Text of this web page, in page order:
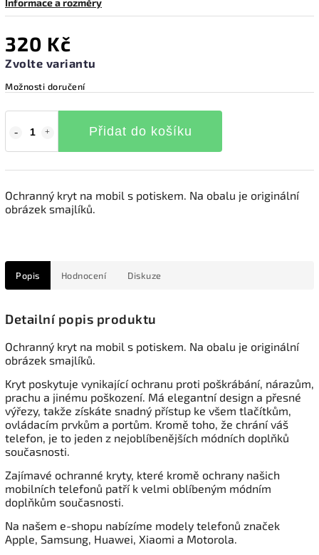
Informace a rozměry
320 Kč
Zvolte variantu
Možnosti doručení
Přidat do košíku
Ochranný kryt na mobil s potiskem. Na obalu je originální
obrázek smajlíků.
Popis Hodnocení Diskuze
Detailní popis produktu
Ochranný kryt na mobil s potiskem. Na obalu je originální
obrázek smajlíků.
Kryt poskytuje vynikající ochranu proti poškrábání, nárazům,
prachu a jinému poškození. Má elegantní design a přesné
výřezy, takže získáte snadný přístup ke všem tlačítkům,
ovládacím prvkům a portům. Kromě toho, že chrání váš
telefon, je to jeden z nejoblíbenějších módních doplňků
současnosti.
Zajímavé ochranné kryty, které kromě ochrany našich
mobilních telefonů patří k velmi oblíbeným módním
doplňkům současnosti.
Na našem e-shopu nabízíme modely telefonů značek
Apple, Samsung, Huawei, Xiaomi a Motorola.